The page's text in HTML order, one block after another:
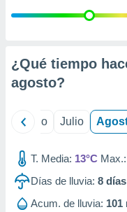
e
mediante
¿Qué tiempo
agosto?
Junio Julio
T. Media: 13°C Max.:
Días de lluvia: 8 días
Acum. de lluvia: 101